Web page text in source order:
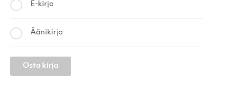
E-kirja
Äänikirja
Osta kirja